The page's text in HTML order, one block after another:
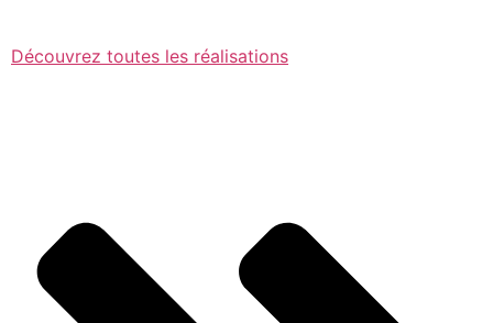
Découvrez toutes les réalisations